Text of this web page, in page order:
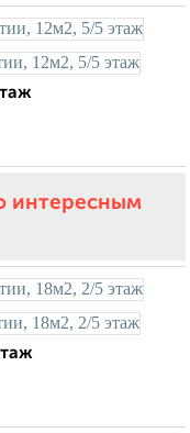
интересным